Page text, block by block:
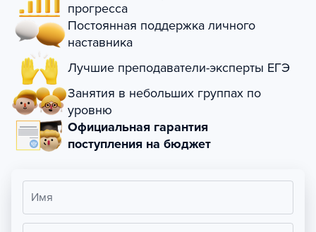
прогресса
Постоянная поддержка личного
наставника
Лучшие преподаватели-эксперты ЕГЭ
Занятия в небольших группах по
уровню
Официальная гарантия
поступления на бюджет
Имя